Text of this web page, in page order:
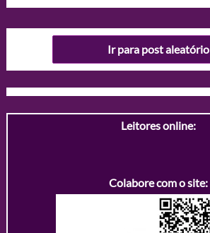
Ir para post aleatório
Leitores online:
Colabore com o site: